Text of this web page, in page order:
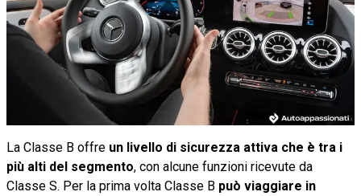
La Classe B offre un livello di sicurezza attiva che è tra i
più alti del segmento, con alcune funzioni ricevute da
Classe S. Per la prima volta Classe B può viaggiare in